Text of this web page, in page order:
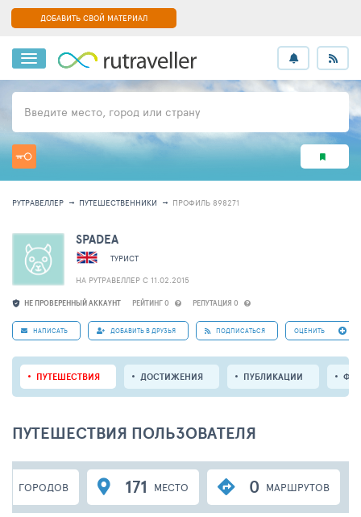
ДОБАВИТЬ СВОЙ МАТЕРИАЛ
Введите место, город или страну
РУТРАВЕЛЛЕР ПУТЕШЕСТВЕННИКИ ПРОФИЛЬ 898271
НЕ ПРОВЕРЕННЫЙ АККАУНТ РЕЙТИНГ 0 РЕПУТАЦИЯ 0
SPADEA
ТУРИСТ
НА РУТРАВЕЛЛЕР C 11.02.2015
НАПИСАТЬ ДОБАВИТЬ В ДРУЗЬЯ ПОДПИСАТЬСЯ ОЦЕНИТЬ
ПУТЕШЕСТВИЯ ДОСТИЖЕНИЯ ПУБЛИКАЦИИ
ПУТЕШЕСТВИЯ ПОЛЬЗОВАТЕЛЯ
ГОРОДОВ 171 МЕСТО 0 МАРШРУТОВ